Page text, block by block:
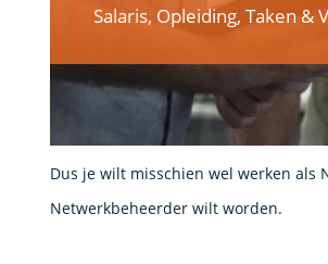
Salaris, Opleiding, Taken &
Dus je wilt misschien wel werken als
Netwerkbeheerder wilt worden.